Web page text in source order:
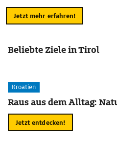
Jetzt mehr erfahren!
Beliebte Ziele in Tirol
Kroatien
Raus aus dem Alltag:
Jetzt entdecken!